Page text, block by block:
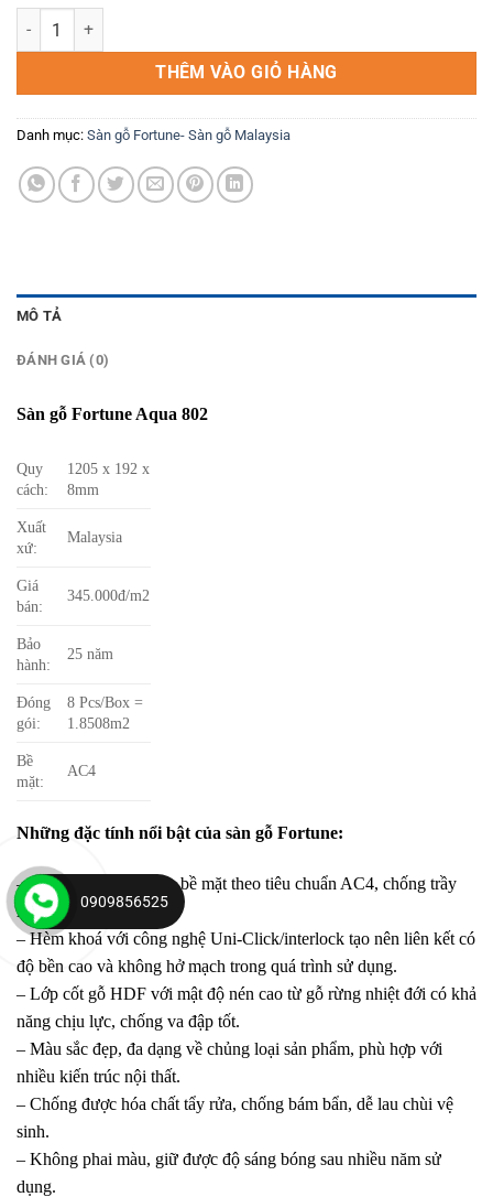
Sàn gỗ Fortune Aqua 802 số lượng
THÊM VÀO GIỎ HÀNG
Danh mục: Sàn gỗ Fortune- Sàn gỗ Malaysia
MÔ TẢ
ĐÁNH GIÁ (0)
Sàn gỗ Fortune Aqua 802
Quy
cách:
1205 x 192 x
8mm
Xuất
xứ:
Malaysia
Giá
bán:
345.000đ/m2
Bảo
hành:
25 năm
Đóng
gói:
8 Pcs/Box =
1.8508m2
Bề
mặt:
AC4
Những đặc tính nổi bật của sàn gỗ Fortune:
– Cấp độ mài mòn trên bề mặt theo tiêu chuẩn AC4, chống trầy
xước, chịu ma sát tốt.
– Hèm khoá với công nghệ Uni-Click/interlock tạo nên liên kết có
độ bền cao và không hở mạch trong quá trình sử dụng.
– Lớp cốt gỗ HDF với mật độ nén cao từ gỗ rừng nhiệt đới có khả
năng chịu lực, chống va đập tốt.
– Màu sắc đẹp, đa dạng về chủng loại sản phẩm, phù hợp với
nhiều kiến trúc nội thất.
– Chống được hóa chất tẩy rửa, chống bám bẩn, dễ lau chùi vệ
sinh.
– Không phai màu, giữ được độ sáng bóng sau nhiều năm sử
dụng.
0909856525